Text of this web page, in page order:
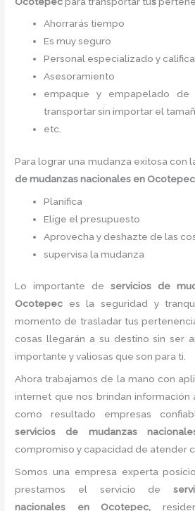
Ahorrarás tiempo
Es muy seguro
Personal especializado y
Asesoramiento
empaque y empapelado
transportar sin importar el
etc.
Para lograr una mudanza exitosa con
de mudanzas nacionales en Ocotepec
Planifica
Elige el presupuesto
Aprovecha y deshazte de las
supervisa la mudanza
Lo importante deservicios de
Ocotepec es la seguridad y
momento de trasladar tus
cosas llegarán a su destino sin ser
importante y valiosas que son para ti.
Ahora trabajamos de la mano con
internet que nos brindan información
como resultado empresas
servicios de mudanzas
compromiso y capacidad de atender
Somos una empresa experta
prestamos el servicio de
nacionales en Ocotepec,